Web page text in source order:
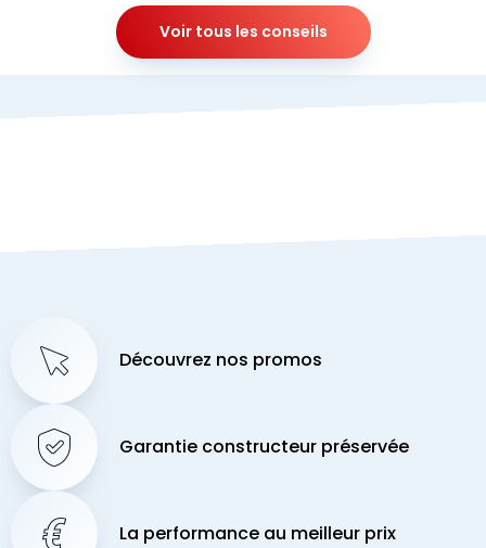
Voir tous les conseils
Découvrez nos promos
Garantie constructeur préservée
La performance au meilleur prix